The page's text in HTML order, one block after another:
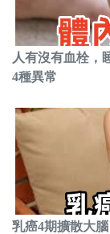
人有沒有血栓，
4種異常
乳癌4期擴散大